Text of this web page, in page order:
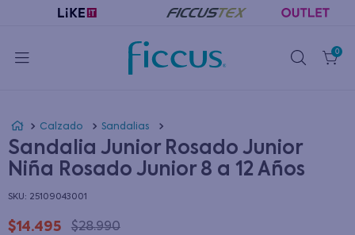
0
Calzado Sandalias
Sandalia Junior Rosado Junior
Niña Rosado Junior 8 a 12 Años
: 25109043001
$14.495 $28.990